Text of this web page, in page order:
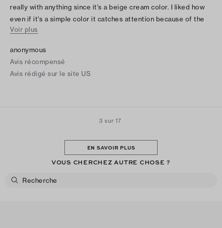
really with anything since it’s a beige cream color. I liked how
even if it’s a simple color it catches attention because of the
gold . The only thing i would say it that they are a little fragile
them off careful as well, mine bent a little but was able to try
to straighten it . Other than that I really think they are worthy !!
Voir plus
anonymous
Avis récompensé
Avis rédigé sur le site US
3 sur 17
EN SAVOIR PLUS
VOUS CHERCHEZ AUTRE CHOSE ?